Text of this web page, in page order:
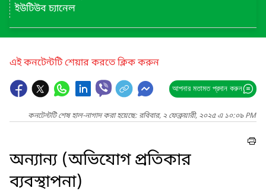
ইউটিউব চ্যানেল
এই কনটেন্টটি শেয়ার করতে ক্লিক করুন
আপনার মতামত প্রদান করুন
কনটেন্টটি শেষ হাল-নাগাদ করা হয়েছে: রবিবার, ২ ফেব্রুয়ারী, ২০২৫ এ ১০:০৯ PM
অন্যান্য (অভিযোগ প্রতিকার
ব্যবস্থাপনা)